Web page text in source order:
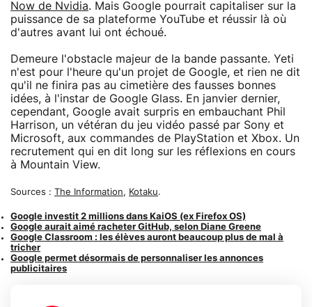
Now de Nvidia. Mais Google pourrait capitaliser sur la
puissance de sa plateforme YouTube et réussir là où
d'autres avant lui ont échoué.
Demeure l'obstacle majeur de la bande passante. Yeti
n'est pour l'heure qu'un projet de Google, et rien ne dit
qu'il ne finira pas au cimetière des fausses bonnes
idées, à l'instar de Google Glass. En janvier dernier,
cependant, Google avait surpris en embauchant Phil
Harrison, un vétéran du jeu vidéo passé par Sony et
Microsoft, aux commandes de PlayStation et Xbox. Un
recrutement qui en dit long sur les réflexions en cours
à Mountain View.
Sources : The Information, Kotaku.
Google investit 2 millions dans KaiOS (ex Firefox OS)
Google aurait aimé racheter GitHub, selon Diane Greene
Google Classroom : les élèves auront beaucoup plus de mal à
tricher
Google permet désormais de personnaliser les annonces
publicitaires